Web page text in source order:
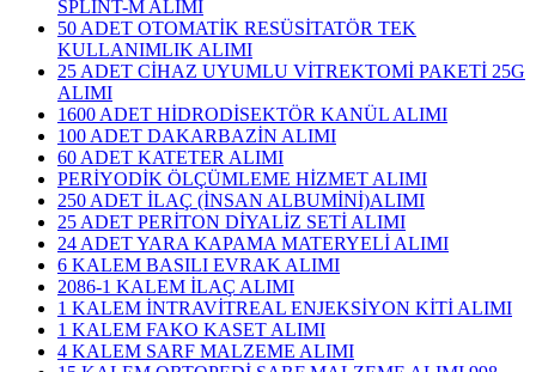
SPLİNT-M ALIMI
50 ADET OTOMATİK RESÜSİTATÖR TEK
KULLANIMLIK ALIMI
25 ADET CİHAZ UYUMLU VİTREKTOMİ PAKETİ 25G
ALIMI
1600 ADET HİDRODİSEKTÖR KANÜL ALIMI
100 ADET DAKARBAZİN ALIMI
60 ADET KATETER ALIMI
PERİYODİK ÖLÇÜMLEME HİZMET ALIMI
250 ADET İLAÇ (İNSAN ALBUMİNİ)ALIMI
25 ADET PERİTON DİYALİZ SETİ ALIMI
24 ADET YARA KAPAMA MATERYELİ ALIMI
6 KALEM BASILI EVRAK ALIMI
2086-1 KALEM İLAÇ ALIMI
1 KALEM İNTRAVİTREAL ENJEKSİYON KİTİ ALIMI
1 KALEM FAKO KASET ALIMI
4 KALEM SARF MALZEME ALIMI